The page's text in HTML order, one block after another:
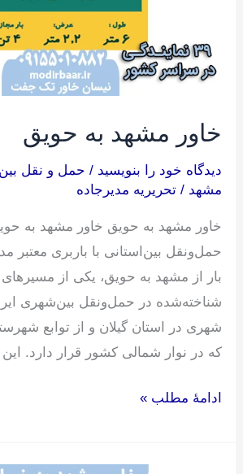
خاور مشهد به حویق
دیدگاه‌ خود را بنویسید / حمل و نقل
مشهد /تحریریه مدیرجاده
خاور مشهد به حویق خاور مشهد به
حمل‌ونقل بین‌استانی با باربری معتبر
بار از مشهد به حویق، یکی از مسیرهای
شناخته‌شده در حمل‌ونقل بین‌شهری
شهری در استان گیلان و از توابع
که در نوار شمالی کشور قرار دارد.
ادامۀ مطلب »